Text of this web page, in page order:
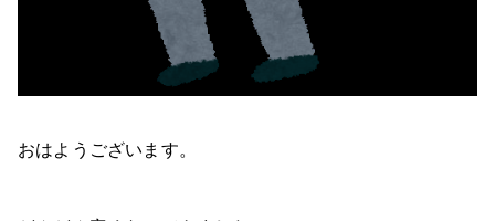
おはようございます。